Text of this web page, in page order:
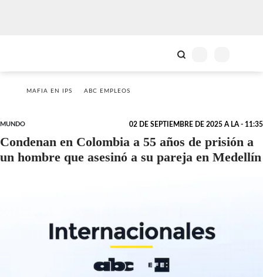
MAFIA EN IPS ABC EMPLEOS
MUNDO 02 DE SEPTIEMBRE DE 2025 A LA - 11:35
Condenan en Colombia a 55 años de prisión a
un hombre que asesinó a su pareja en Medellín